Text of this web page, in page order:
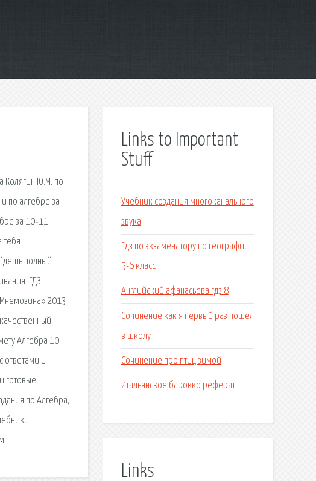
Колягин Ю.М. по
по алгебре за
за 10‐11
тебя
полный
ГДЗ
2013
Алгебра 10
ответами и
готовые
по Алгебра,
Links to Important
Stuff
Учебник создания многоканального
звука
Гдз по экзаменатору по географии
5-6 класс
Английский афанасьева гдз 8
Сочинение как я первый раз пошел
в школу
Сочинение про птиц зимой
Итальянское барокко реферат
Links